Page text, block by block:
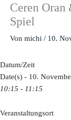
Ceren
Spiel
Von michi / 10.
Datum/Zeit
Date(s) - 10.
10:15 - 11:15
Veranstaltungsort